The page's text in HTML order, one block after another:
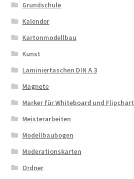
Grundschule
Kalender
Kartonmodellbau
Kunst
Laminiertaschen DIN A 3
Magnete
Marker für Whiteboard und Flipchart
Meisterarbeiten
Modellbaubogen
Moderationskarten
Ordner